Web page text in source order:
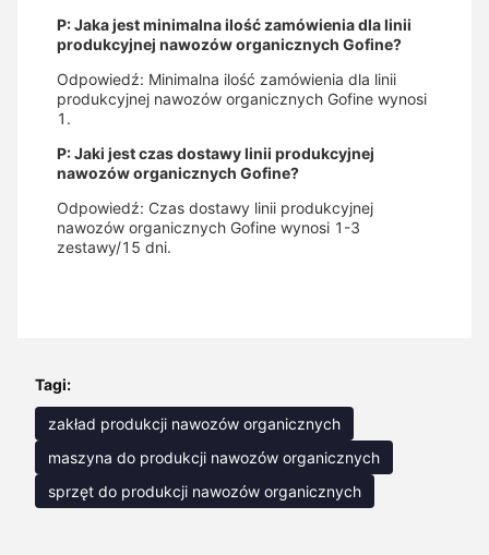
P: Jaka jest minimalna ilość zamówienia dla linii
produkcyjnej nawozów organicznych Gofine?
Odpowiedź: Minimalna ilość zamówienia dla linii
produkcyjnej nawozów organicznych Gofine wynosi
1.
P: Jaki jest czas dostawy linii produkcyjnej
nawozów organicznych Gofine?
Odpowiedź: Czas dostawy linii produkcyjnej
nawozów organicznych Gofine wynosi 1-3
zestawy/15 dni.
Tagi:
zakład produkcji nawozów organicznych
maszyna do produkcji nawozów organicznych
sprzęt do produkcji nawozów organicznych